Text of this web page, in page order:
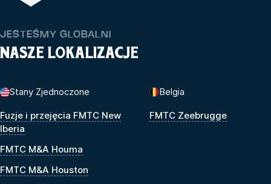
JESTEŚMY GLOBALNI
NASZE LOKALIZACJE
Stany Zjednoczone
Fuzje i przejęcia FMTC New
Iberia
FMTC M&A Houma
FMTC M&A Houston
Belgia
FMTC Zeebrugge